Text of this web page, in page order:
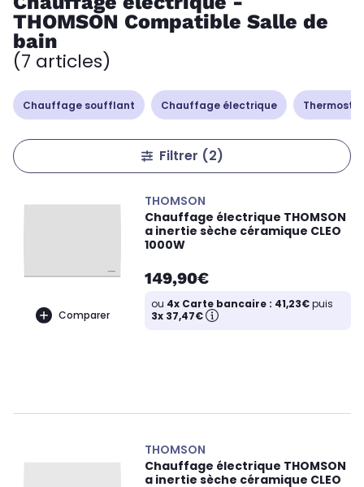
THOMSON Compatible Salle de
bain
(7 articles)
Chauffage soufflant Chauffage électrique
Filtrer (2)
Comparer
THOMSON
Chauffage électrique THOMSON
a inertie sèche céramique CLEO
1000W
149,90€
ou 4x Carte bancaire : 41,23€puis
3x 37,47€
THOMSON
Chauffage électrique THOMSON
a inertie sèche céramique CLEO